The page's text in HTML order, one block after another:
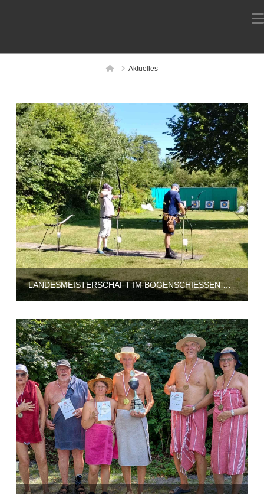
HomeAktuelles
LANDESMEISTERSCHAFT IM BOGENSCHIESSEN BEI DER FSG BIELEFELD 2026